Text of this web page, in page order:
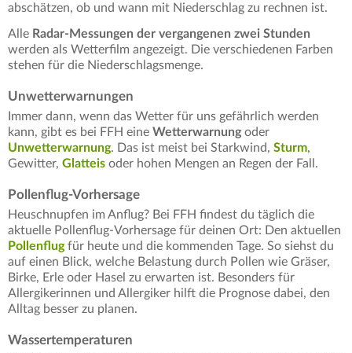
abschätzen, ob und wann mit Niederschlag zu rechnen ist.
Alle Radar-Messungen der vergangenen zwei Stunden
werden als Wetterfilm angezeigt. Die verschiedenen Farben
stehen für die Niederschlagsmenge.
Unwetterwarnungen
Immer dann, wenn das Wetter für uns gefährlich werden
kann, gibt es bei FFH eine Wetterwarnung oder
Unwetterwarnung. Das ist meist bei Starkwind, Sturm,
Gewitter, Glatteis oder hohen Mengen an Regen der Fall.
Pollenflug-Vorhersage
Heuschnupfen im Anflug? Bei FFH findest du täglich die
aktuelle Pollenflug-Vorhersage für deinen Ort: Den aktuellen
Pollenflugfür heute und die kommenden Tage. So siehst du
auf einen Blick, welche Belastung durch Pollen wie Gräser,
Birke, Erle oder Hasel zu erwarten ist. Besonders für
Allergikerinnen und Allergiker hilft die Prognose dabei, den
Alltag besser zu planen.
Wassertemperaturen